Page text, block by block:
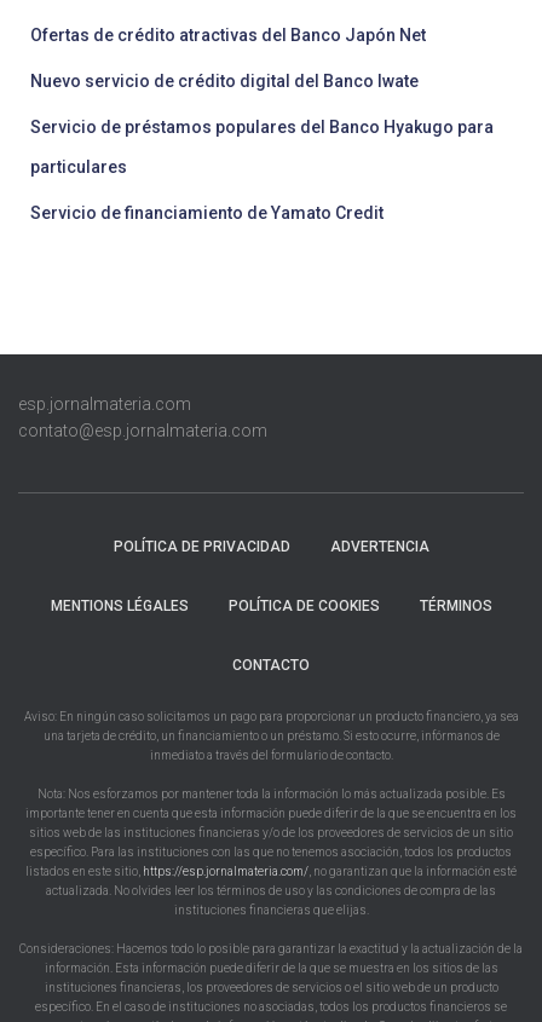
Ofertas de crédito atractivas del Banco Japón Net
Nuevo servicio de crédito digital del Banco Iwate
Servicio de préstamos populares del Banco Hyakugo para
particulares
Servicio de financiamiento de Yamato Credit
esp.jornalmateria.com
contato@esp.jornalmateria.com
POLÍTICA DE PRIVACIDAD ADVERTENCIA
MENTIONS LÉGALES POLÍTICA DE COOKIES TÉRMINOS
CONTACTO
Aviso: En ningún caso solicitamos un pago para proporcionar un producto financiero, ya sea
una tarjeta de crédito, un financiamiento o un préstamo. Si esto ocurre, infórmanos de
inmediato a través del formulario de contacto.
Nota: Nos esforzamos por mantener toda la información lo más actualizada posible. Es
importante tener en cuenta que esta información puede diferir de la que se encuentra en los
sitios web de las instituciones financieras y/o de los proveedores de servicios de un sitio
específico. Para las instituciones con las que no tenemos asociación, todos los productos
listados en este sitio, https://esp.jornalmateria.com/ , no garantizan que la información esté
actualizada. No olvides leer los términos de uso y las condiciones de compra de las
instituciones financieras que elijas.
Consideraciones: Hacemos todo lo posible para garantizar la exactitud y la actualización de la
información. Esta información puede diferir de la que se muestra en los sitios de las
instituciones financieras, los proveedores de servicios o el sitio web de un producto
específico. En el caso de instituciones no asociadas, todos los productos financieros se